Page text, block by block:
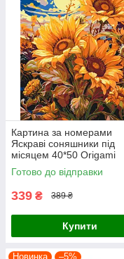
Картина за номерами
Яскраві соняшники під
місяцем 40*50 Origami
(LW04070)
Готово до відправки
339 ₴ 389 ₴
Купити
Новинка –5%